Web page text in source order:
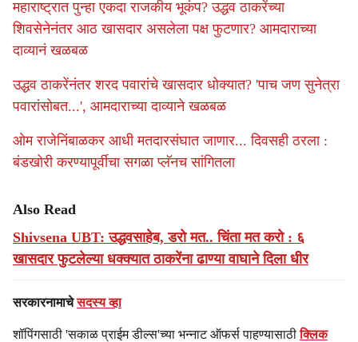
महाराष्ट्रात पुन्हा एकदा राजकीय भूकंप? उद्धव ठाकरेंच्या
शिवसेनेनंतर आठ खासदार असलेला पक्ष फुटणार? आमदाराच्या
दाव्यानं खळबळ
उद्धव ठाकरेंनंतर शरद पवारांचे खासदार धोक्यात? 'पाच जण सुनेत्रा
पवारांसोबत...', आमदाराच्या दाव्याने खळबळ
ओम राजेनिंबाळकर आधी मतदारसंघात जाणार... दिवसही ठरला :
बंडखोरी करण्यापूर्वीचा सगळा प्लॅनच सांगितला
Also Read
Shivsena UBT: उद्धवसाहेब, डरो मत.. चिंता मत करो : ६
खासदार फुटलेल्या धक्क्यात ठाकरेंना ढाण्या वाघाने दिला धीर
सरकारनामाचेसदस्य व्हा
शॉपिंगसाठी 'सकाळ प्राईम डील्स'च्या भन्नाट ऑफर्स पाहण्यासाठीक्लिक